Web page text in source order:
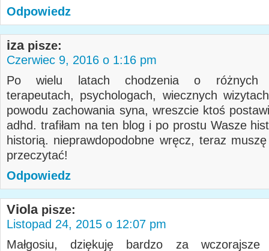
Odpowiedz
iza pisze:
Czerwiec 9, 2016 o 1:16 pm
Po wielu latach chodzenia o różnych
terapeutach, psychologach, wiecznych
powodu zachowania syna, wreszcie ktoś
adhd. trafiłam na ten blog i po prostu Wasze
historią. nieprawdopodobne wręcz, teraz
przeczytać!
Odpowiedz
Viola pisze:
Listopad 24, 2015 o 12:07 pm
Małgosiu, dziękuję bardzo za wczorajsze